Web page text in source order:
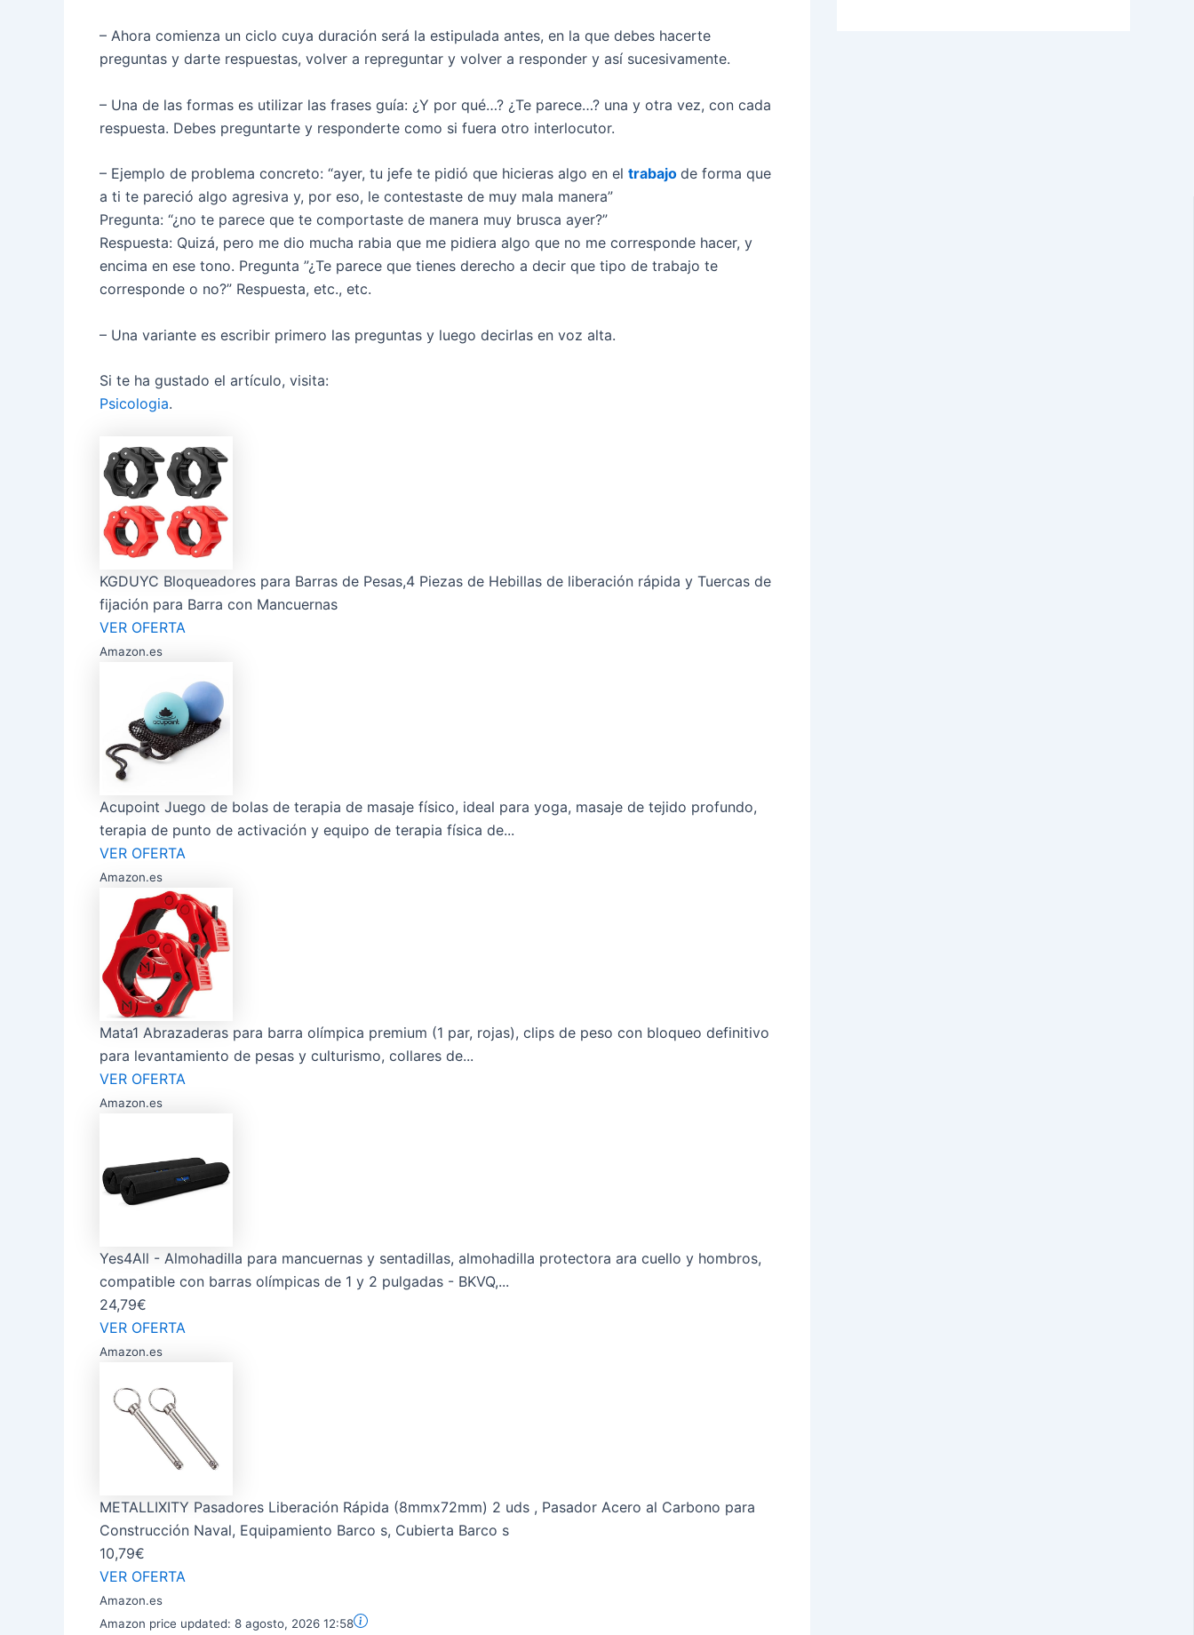
– Ahora comienza un ciclo cuya duración será la estipulada antes, en la que debes hacerte
preguntas y darte respuestas, volver a repreguntar y volver a responder y así sucesivamente.
– Una de las formas es utilizar las frases guía: ¿Y por qué…? ¿Te parece…? una y otra vez, con cada
respuesta. Debes preguntarte y responderte como si fuera otro interlocutor.
– Ejemplo de problema concreto: “ayer, tu jefe te pidió que hicieras algo en el trabajo de forma que
a ti te pareció algo agresiva y, por eso, le contestaste de muy mala manera”
Pregunta: “¿no te parece que te comportaste de manera muy brusca ayer?”
Respuesta: Quizá, pero me dio mucha rabia que me pidiera algo que no me corresponde hacer, y
encima en ese tono. Pregunta ”¿Te parece que tienes derecho a decir que tipo de trabajo te
corresponde o no?” Respuesta, etc., etc.
– Una variante es escribir primero las preguntas y luego decirlas en voz alta.
Si te ha gustado el artículo, visita:
Psicologia.
KGDUYC Bloqueadores para Barras de Pesas,4 Piezas de Hebillas de liberación rápida y Tuercas de
fijación para Barra con Mancuernas
VER OFERTA
Amazon.es
Acupoint Juego de bolas de terapia de masaje físico, ideal para yoga, masaje de tejido profundo,
terapia de punto de activación y equipo de terapia física de...
VER OFERTA
Amazon.es
Mata1 Abrazaderas para barra olímpica premium (1 par, rojas), clips de peso con bloqueo definitivo
para levantamiento de pesas y culturismo, collares de...
VER OFERTA
Amazon.es
Yes4All - Almohadilla para mancuernas y sentadillas, almohadilla protectora ara cuello y hombros,
compatible con barras olímpicas de 1 y 2 pulgadas - BKVQ,...
24,79€
VER OFERTA
Amazon.es
METALLIXITY Pasadores Liberación Rápida (8mmx72mm) 2 uds , Pasador Acero al Carbono para
Construcción Naval, Equipamiento Barco s, Cubierta Barco s
10,79€
VER OFERTA
Amazon.es
Amazon price updated: 8 agosto, 2026 12:58